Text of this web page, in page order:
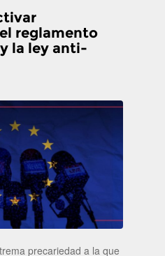
reglamento
la ley anti-
precariedad a la que